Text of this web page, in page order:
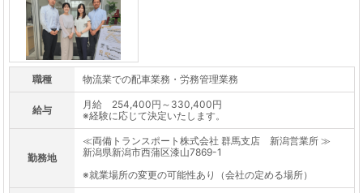
職種 物流業での配車業務・労務管理業務
給与
月給 254,400円～330,400円
※経験に応じて決定いたします。
勤務地
≪両備トランスポート株式会社 群馬支店 新潟営業所 ≫
新潟県新潟市西蒲区漆山7869-1
※就業場所の変更の可能性あり（会社の定める場所）